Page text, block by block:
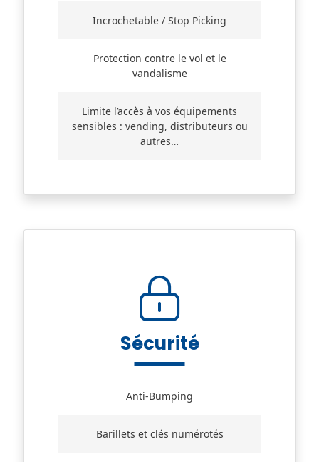
Incrochetable / Stop Picking
Protection contre le vol et le
vandalisme
Limite l’accès à vos équipements
sensibles : vending, distributeurs ou
autres…
Sécurité
Anti-Bumping
Barillets et clés numérotés